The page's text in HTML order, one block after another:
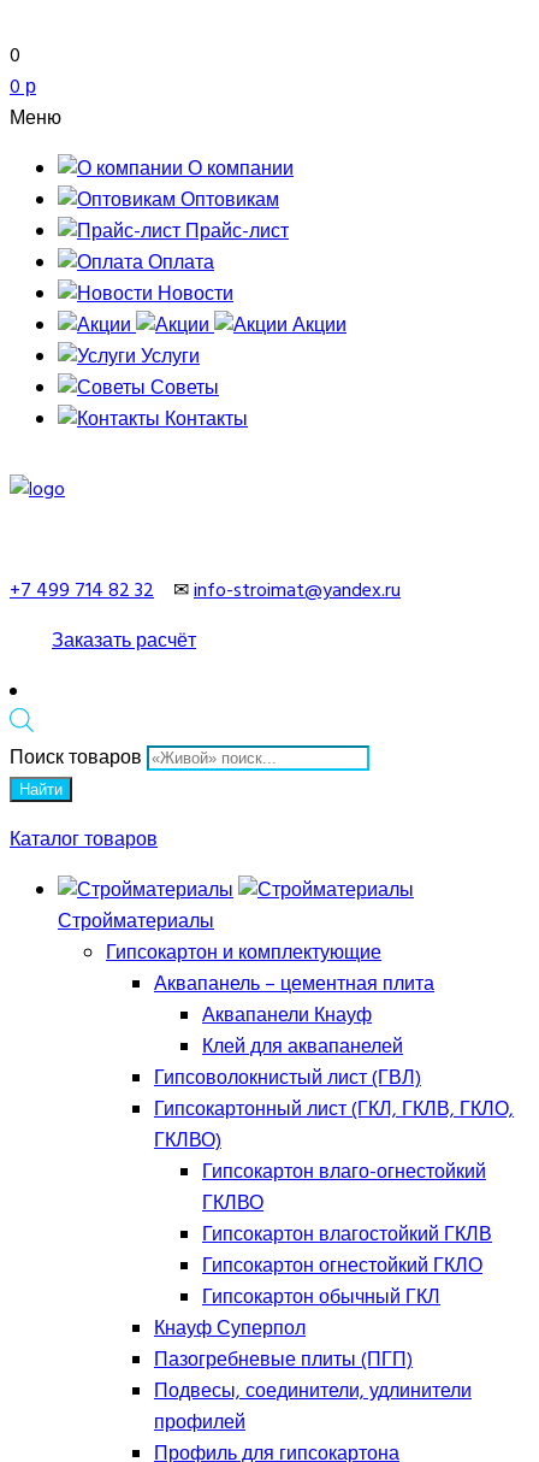
0
0 р
Меню
О компании
Оптовикам
Прайс-лист
Оплата
Новости
Акции
Услуги
Советы
Контакты
+7 499 714 82 32 ✉info-stroimat@yandex.ru
Заказать расчёт
Поиск товаров
Найти
Каталог товаров
Стройматериалы
Гипсокартон и комплектующие
Аквапанель – цементная плита
Аквапанели Кнауф
Клей для аквапанелей
Гипсоволокнистый лист (ГВЛ)
Гипсокартонный лист (ГКЛ, ГКЛВ, ГКЛО,
ГКЛВО)
Гипсокартон влаго-огнестойкий
ГКЛВО
Гипсокартон влагостойкий ГКЛВ
Гипсокартон огнестойкий ГКЛО
Гипсокартон обычный ГКЛ
Кнауф Суперпол
Пазогребневые плиты (ПГП)
Подвесы, соединители, удлинители
профилей
Профиль для гипсокартона